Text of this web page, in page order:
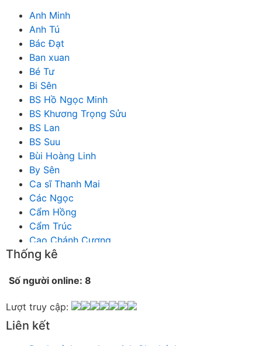
Anh Minh
Anh Tú
Bác Đạt
Ban xuan
Bé Tư
Bi Sên
BS Hồ Ngọc Minh
BS Khương Trọng Sửu
BS Lan
BS Suu
Bùi Hoàng Linh
By Sên
Ca sĩ Thanh Mai
Các Ngọc
Cẩm Hồng
Cẩm Trúc
Cao Chánh Cương
Cao Nhật Quyên
Chích Chị
Chu Trầm Nguyên Minh
Cò Bằng
Thống kê
Số người online: 8
Lượt truy cập:
Liên kết